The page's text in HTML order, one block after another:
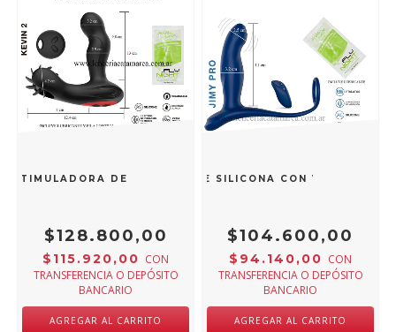
DE PERINEO RECARGABLE Y CONTROL
$128.800,00
$115.920,00 CON
TRANSFERENCIA O DEPÓSITO
BANCARIO
CON ANILLO PENEANO DE SILICONA CON VIBRADOR
$104.600,00
$94.140,00 CON
TRANSFERENCIA O DEPÓSITO
BANCARIO